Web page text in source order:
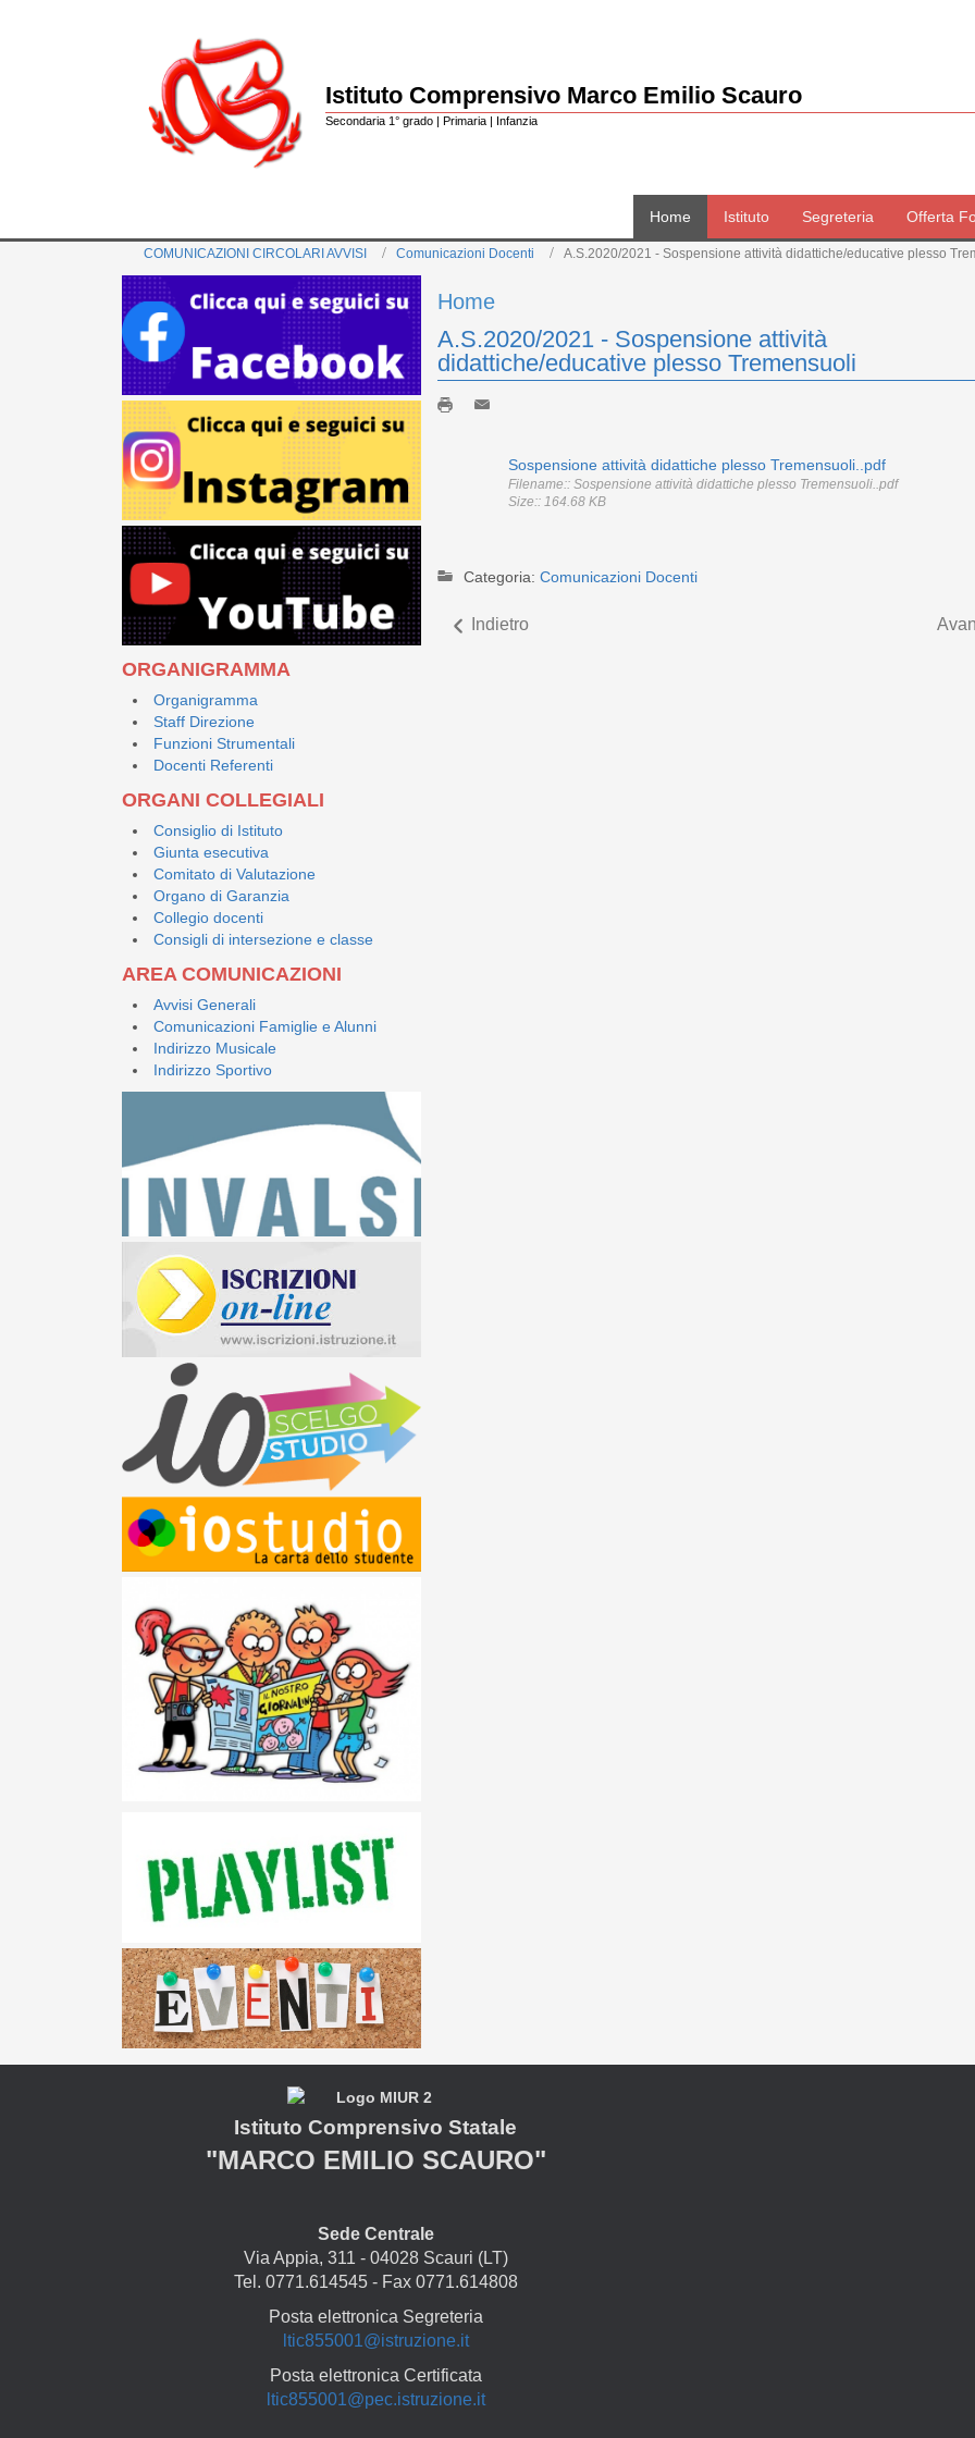
Istituto Comprensivo Marco Emilio Scauro
Secondaria 1° grado | Primaria | Infanzia
Home Istituto Segreteria Offerta
COMUNICAZIONI CIRCOLARI AVVISI Comunicazioni Docenti A.S.2020/2021 - Sospensione attività didattiche/educative plesso
ORGANIGRAMMA
Organigramma
Staff Direzione
Funzioni Strumentali
Docenti Referenti
ORGANI COLLEGIALI
Consiglio di Istituto
Giunta esecutiva
Comitato di Valutazione
Organo di Garanzia
Collegio docenti
Consigli di intersezione e classe
AREA COMUNICAZIONI
Avvisi Generali
Comunicazioni Famiglie e Alunni
Indirizzo Musicale
Indirizzo Sportivo
Home
A.S.2020/2021 - Sospensione attività
didattiche/educative plesso Tremensuoli
Sospensione attività didattiche plesso Tremensuoli..pdf
Filename:: Sospensione attività didattiche plesso Tremensuoli..pdf
Size:: 164.68 KB
Categoria: Comunicazioni Docenti
Indietro
Istituto Comprensivo Statale
"MARCO EMILIO SCAURO"
Sede Centrale
Via Appia, 311 - 04028 Scauri (LT)
Tel. 0771.614545 - Fax 0771.614808
Posta elettronica Segreteria
ltic855001@istruzione.it
Posta elettronica Certificata
ltic855001@pec.istruzione.it